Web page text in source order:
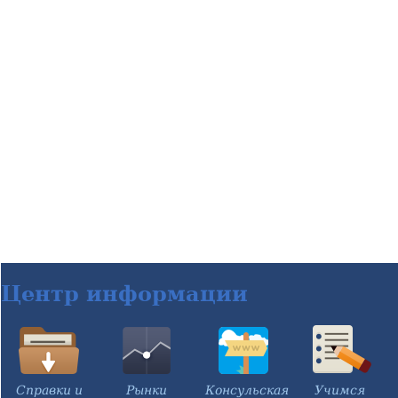
Центр информации
Справки и
Рынки
Консульская
Учимся